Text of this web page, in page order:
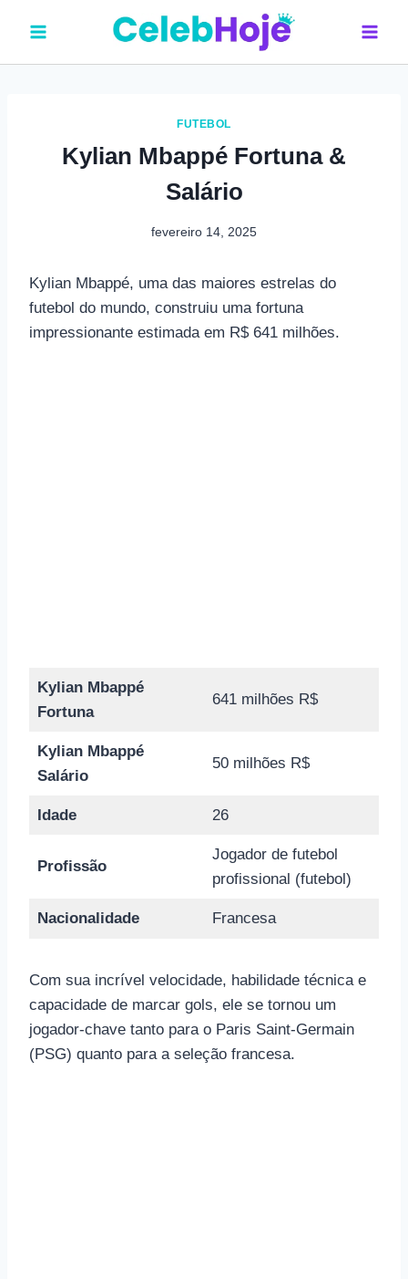
o
FUTEBOL
Kylian Mbappé Fortuna &
Salário
fevereiro 14, 2025
Kylian Mbappé, uma das maiores estrelas do
futebol do mundo, construiu uma fortuna
impressionante estimada em R$ 641 milhões.
Kylian Mbappé
Fortuna
641 milhões R$
Kylian Mbappé
Salário
50 milhões R$
Idade 26
Profissão
Jogador de futebol
profissional (futebol)
Nacionalidade Francesa
Com sua incrível velocidade, habilidade técnica e
capacidade de marcar gols, ele se tornou um
jogador-chave tanto para o Paris Saint-Germain
(PSG) quanto para a seleção francesa.